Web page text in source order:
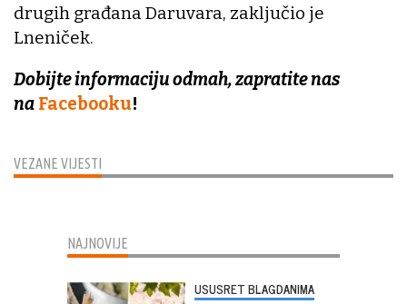
VEZANE VIJESTI
drugih građana Daruvara, zaključio je
Lneniček.
Dobijte informaciju odmah, zapratite nas
na Facebooku!
NAJNOVIJE
USUSRET BLAGDANIMA